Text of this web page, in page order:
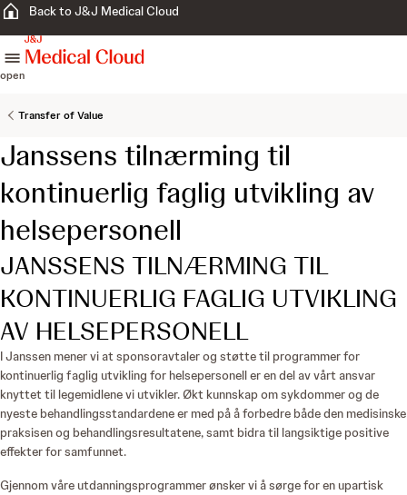
Back to J&J Medical Cloud
open
Transfer of Value
Janssens tilnærming til
kontinuerlig faglig utvikling av
helsepersonell
JANSSENS TILNÆRMING TIL
KONTINUERLIG FAGLIG UTVIKLING
AV HELSEPERSONELL
I Janssen mener vi at sponsoravtaler og støtte til programmer for
kontinuerlig faglig utvikling for helsepersonell er en del av vårt ansvar
knyttet til legemidlene vi utvikler. Økt kunnskap om sykdommer og de
nyeste behandlingsstandardene er med på å forbedre både den medisinske
praksisen og behandlingsresultatene, samt bidra til langsiktige positive
effekter for samfunnet.
Gjennom våre utdanningsprogrammer ønsker vi å sørge for en upartisk